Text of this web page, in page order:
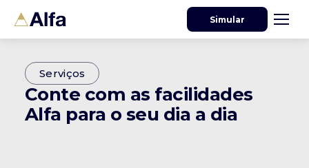
Simular
Serviços
Conte com as facilidades
Alfa para o seu dia a dia